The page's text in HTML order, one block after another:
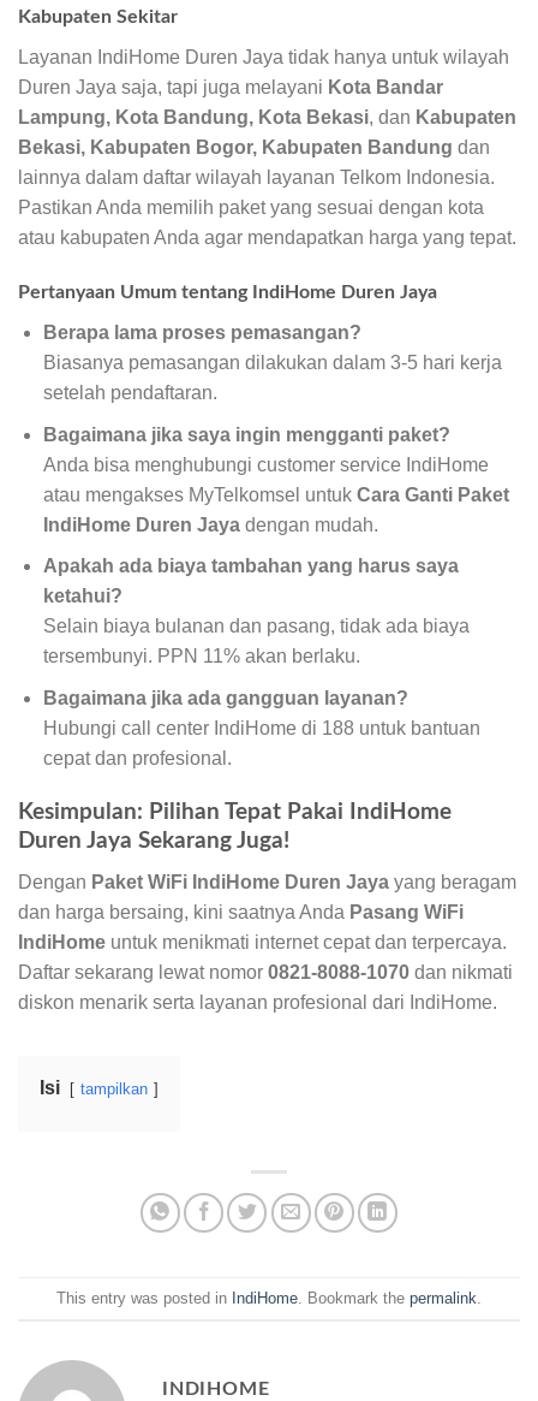
Kabupaten Sekitar
Layanan IndiHome Duren Jaya tidak hanya untuk wilayah
Duren Jaya saja, tapi juga melayani Kota Bandar
Lampung, Kota Bandung, Kota Bekasi, dan Kabupaten
Bekasi, Kabupaten Bogor, Kabupaten Bandung dan
lainnya dalam daftar wilayah layanan Telkom Indonesia.
Pastikan Anda memilih paket yang sesuai dengan kota
atau kabupaten Anda agar mendapatkan harga yang tepat.
Pertanyaan Umum tentang IndiHome Duren Jaya
Berapa lama proses pemasangan?
Biasanya pemasangan dilakukan dalam 3-5 hari kerja
setelah pendaftaran.
Bagaimana jika saya ingin mengganti paket?
Anda bisa menghubungi customer service IndiHome
atau mengakses MyTelkomsel untuk Cara Ganti Paket
IndiHome Duren Jayadengan mudah.
Apakah ada biaya tambahan yang harus saya
ketahui?
Selain biaya bulanan dan pasang, tidak ada biaya
tersembunyi. PPN 11% akan berlaku.
Bagaimana jika ada gangguan layanan?
Hubungi call center IndiHome di 188 untuk bantuan
cepat dan profesional.
Kesimpulan: Pilihan Tepat Pakai IndiHome
Duren Jaya Sekarang Juga!
Dengan Paket WiFi IndiHome Duren Jaya yang beragam
dan harga bersaing, kini saatnya Anda Pasang WiFi
IndiHome untuk menikmati internet cepat dan terpercaya.
Daftar sekarang lewat nomor 0821-8088-1070 dan nikmati
diskon menarik serta layanan profesional dari IndiHome.
Isi tampilkan
This entry was posted in IndiHome . Bookmark the permalink
INDIHOME